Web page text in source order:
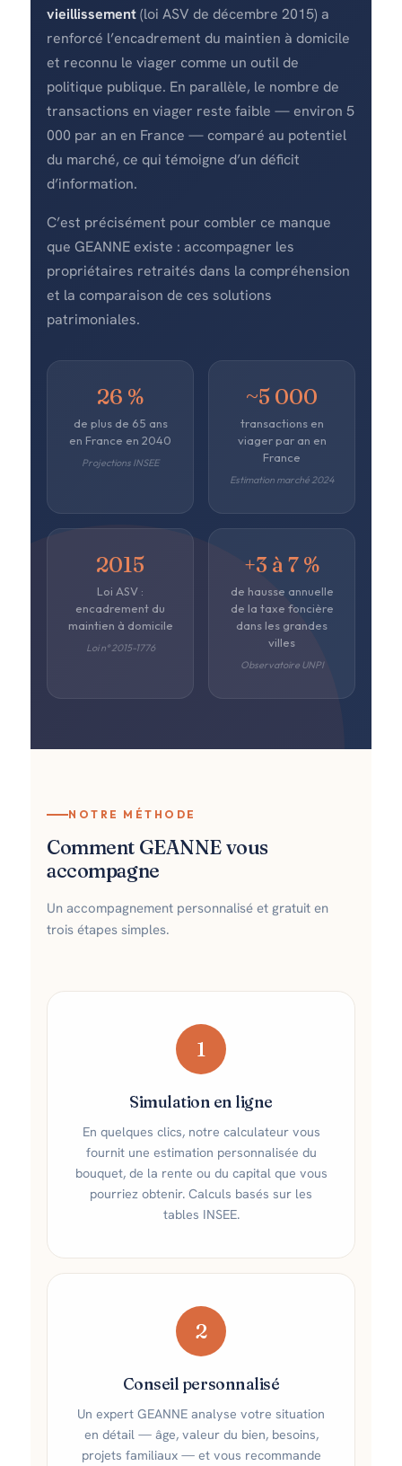
vieillissement(loi ASV de décembre 2015) a
renforcé l’encadrement du maintien à domicile
et reconnu le viager comme un outil de
politique publique. En parallèle, le nombre de
transactions en viager reste faible — environ 5
000 par an en France — comparé au potentiel
du marché, ce qui témoigne d’un déficit
d’information.
C’est précisément pour combler ce manque
que GEANNE existe : accompagner les
propriétaires retraités dans la compréhension
et la comparaison de ces solutions
patrimoniales.
26 %
de plus de 65 ans
en France en 2040
Projections INSEE
~5 000
transactions en
viager par an en
France
Estimation marché 2024
2015
Loi ASV :
encadrement du
maintien à domicile
Loi n° 2015-1776
+3 à 7 %
de hausse annuelle
de la taxe foncière
dans les grandes
villes
Observatoire UNPI
NOTRE MÉTHODE
Comment GEANNE vous
accompagne
Un accompagnement personnalisé et gratuit en
trois étapes simples.
1
Simulation en ligne
En quelques clics, notre calculateur vous
fournit une estimation personnalisée du
bouquet, de la rente ou du capital que vous
pourriez obtenir. Calculs basés sur les
tables INSEE.
2
Conseil personnalisé
Un expert GEANNE analyse votre situation
en détail — âge, valeur du bien, besoins,
projets familiaux — et vous recommande